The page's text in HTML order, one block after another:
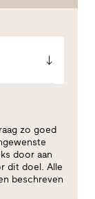
zo goed
door aan
dit doel. Alle
beschreven